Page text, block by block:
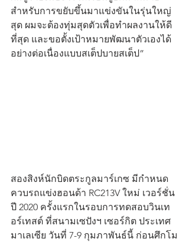
สำหรับการขยับขึ้นมาแข่งขันในรุ่นใหญ่
สุด ผมจะต้องทุ่มสุดตัวเพื่อทำผลงานให้ดี
ที่สุด และขอตั้งเป้าหมายพัฒนาตัวเองได้
อย่างต่อเนื่องแบบสเต็ปบายสเต็ป”
สองสิงห์นักบิดตระกูลมาร์เกซ มีกำหนด
ควบรถแข่งฮอนด้า RC213V ใหม่ เวอร์ชั่น
ปี 2020 ครั้งแรกในรอบการทดสอบวินเท
อร์เทสต์ ที่สนามเซปังฯ เซอร์กิต ประเทศ
มาเลเซีย วันที่ 7-9 กุมภาพันธ์นี้ ก่อนศึกโม